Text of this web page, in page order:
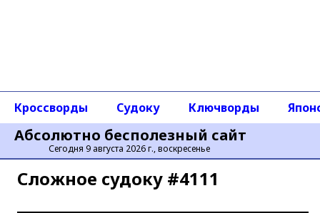
Абсолютно бесполезный сайт
Сегодня 9 августа 2026 г., воскресенье
Кроссворды Судоку Ключворды
Сложное cудоку #4111